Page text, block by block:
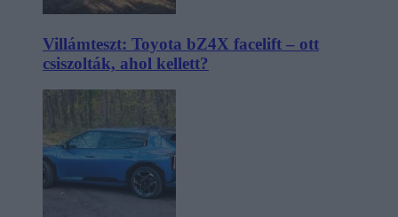
Villámteszt: Toyota bZ4X facelift – ott
csiszolták, ahol kellett?